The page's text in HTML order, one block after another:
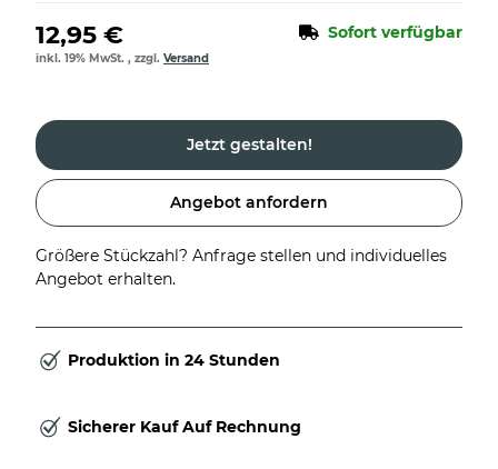
12,95 € Sofort verfügbar
inkl. 19% MwSt. , zzgl. Versand
Jetzt gestalten!
Angebot anfordern
Größere Stückzahl? Anfrage stellen und individuelles
Angebot erhalten.
Produktion in 24 Stunden
Sicherer Kauf Auf Rechnung